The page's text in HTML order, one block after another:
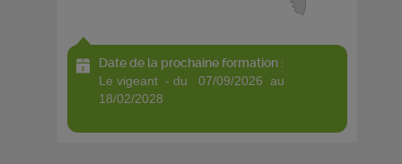
Date de la prochaine formation :
le vigeant - du 07/09/2026 au
18/02/2028